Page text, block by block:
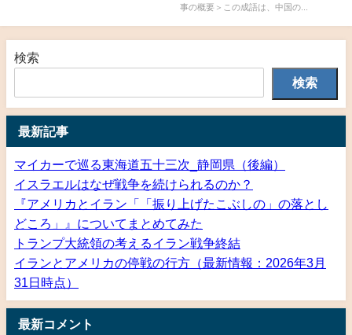
事の概要＞この成語は、中国の...
検索
検索
最新記事
マイカーで巡る東海道五十三次_静岡県（後編）
イスラエルはなぜ戦争を続けられるのか？
『アメリカとイラン「「振り上げたこぶしの」の落とし
どころ」』についてまとめてみた
トランプ大統領の考えるイラン戦争終結
イランとアメリカの停戦の行方（最新情報：2026年3月
31日時点）
最新コメント